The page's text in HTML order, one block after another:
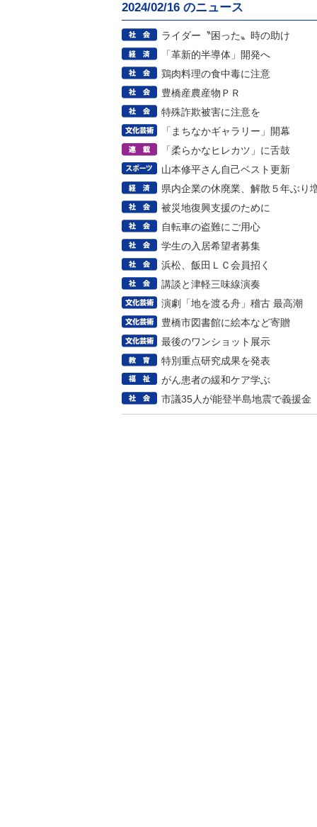
2024/02/16 のニュース
ライダー〝困った〟時の助け
「革新的半導体」開発へ
鶏肉料理の食中毒に注意
豊橋産農産物ＰＲ
特殊詐欺被害に注意を
「まちなかギャラリー」開幕
「柔らかなヒレカツ」に舌鼓
山本修平さん自己ベスト更新
県内企業の休廃業、解散５年ぶり
被災地復興支援のために
自転車の盗難にご用心
学生の入居希望者募集
浜松、飯田ＬＣ会員招く
講談と津軽三味線演奏
演劇「地を渡る舟」稽古 最高潮
豊橋市図書館に絵本など寄贈
最後のワンショット展示
特別重点研究成果を発表
がん患者の緩和ケア学ぶ
市議35人が能登半島地震で義援金